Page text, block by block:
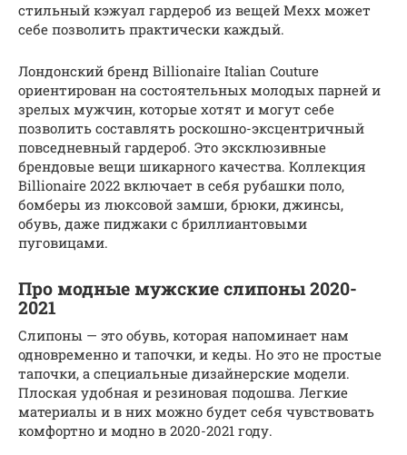
стильный кэжуал гардероб из вещей Mexx может
себе позволить практически каждый.
Лондонский бренд Billionaire Italian Couture
ориентирован на состоятельных молодых парней и
зрелых мужчин, которые хотят и могут себе
позволить составлять роскошно-эксцентричный
повседневный гардероб. Это эксклюзивные
брендовые вещи шикарного качества. Коллекция
Billionaire 2022 включает в себя рубашки поло,
бомберы из люксовой замши, брюки, джинсы,
обувь, даже пиджаки с бриллиантовыми
пуговицами.
Про модные мужские слипоны 2020-
2021
Слипоны — это обувь, которая напоминает нам
одновременно и тапочки, и кеды. Но это не простые
тапочки, а специальные дизайнерские модели.
Плоская удобная и резиновая подошва. Легкие
материалы и в них можно будет себя чувствовать
комфортно и модно в 2020-2021 году.